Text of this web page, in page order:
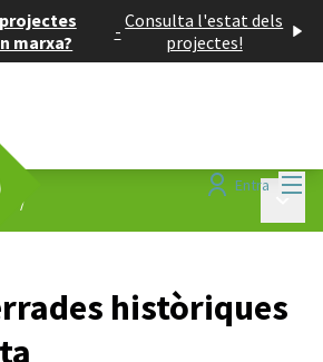
marxa?
- Consulta l'estat dels
projectes!
Entra
/
històriques